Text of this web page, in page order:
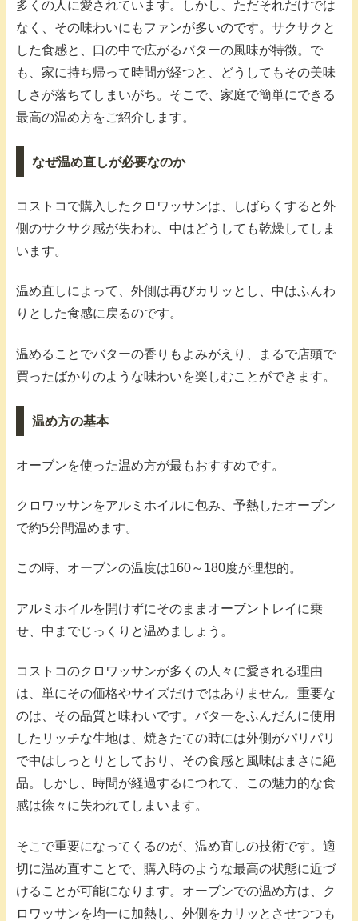
多くの人に愛されています。しかし、ただそれだけでは
なく、その味わいにもファンが多いのです。サクサクと
した食感と、口の中で広がるバターの風味が特徴。で
も、家に持ち帰って時間が経つと、どうしてもその美味
しさが落ちてしまいがち。そこで、家庭で簡単にできる
最高の温め方をご紹介します。
なぜ温め直しが必要なのか
コストコで購入したクロワッサンは、しばらくすると外
側のサクサク感が失われ、中はどうしても乾燥してしま
います。
温め直しによって、外側は再びカリッとし、中はふんわ
りとした食感に戻るのです。
温めることでバターの香りもよみがえり、まるで店頭で
買ったばかりのような味わいを楽しむことができます。
温め方の基本
オーブンを使った温め方が最もおすすめです。
クロワッサンをアルミホイルに包み、予熱したオーブン
で約5分間温めます。
この時、オーブンの温度は160～180度が理想的。
アルミホイルを開けずにそのままオーブントレイに乗
せ、中までじっくりと温めましょう。
コストコのクロワッサンが多くの人々に愛される理由
は、単にその価格やサイズだけではありません。重要な
のは、その品質と味わいです。バターをふんだんに使用
したリッチな生地は、焼きたての時には外側がパリパリ
で中はしっとりとしており、その食感と風味はまさに絶
品。しかし、時間が経過するにつれて、この魅力的な食
感は徐々に失われてしまいます。
そこで重要になってくるのが、温め直しの技術です。適
切に温め直すことで、購入時のような最高の状態に近づ
けることが可能になります。オーブンでの温め方は、ク
ロワッサンを均一に加熱し、外側をカリッとさせつつも